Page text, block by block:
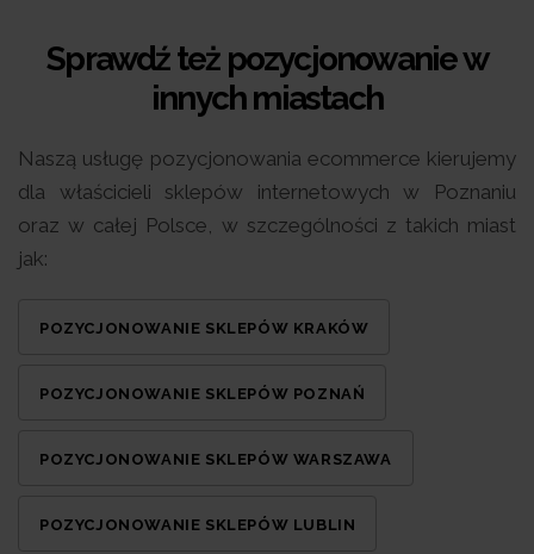
Sprawdź też pozycjonowanie w
innych miastach
Naszą usługę pozycjonowania ecommerce kierujemy
dla właścicieli sklepów internetowych w Poznaniu
oraz w całej Polsce, w szczególności z takich miast
jak:
POZYCJONOWANIE SKLEPÓW KRAKÓW
POZYCJONOWANIE SKLEPÓW POZNAŃ
POZYCJONOWANIE SKLEPÓW WARSZAWA
POZYCJONOWANIE SKLEPÓW LUBLIN